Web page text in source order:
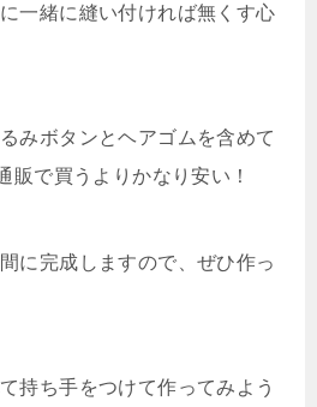
一緒に縫い付ければ無くす心
みボタンとヘアゴムを含めて
販で買うよりかなり安い！
に完成しますので、ぜひ作っ
持ち手をつけて作ってみよう